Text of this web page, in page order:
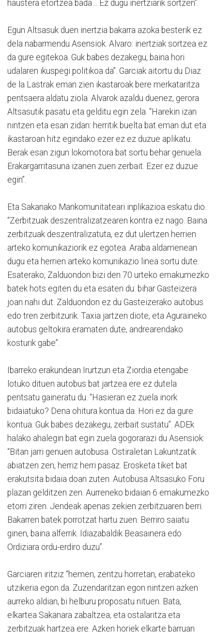
haustera etortzea bada… Ez dugu inertziarik sortzen”.
Egun Altsasuk duen inertzia bakarra azoka besterik ez
dela nabarmendu Asensiok. Alvaro: inertziak sortzea ez
da gure egitekoa. Guk babes dezakegu, baina hori
udalaren ikuspegi politikoa da”. Garciak aitortu du Diaz
de la Lastrak eman zien ikastaroak bere merkataritza
pentsaera aldatu ziola. Alvarok azaldu duenez, gerora
Altsasutik pasatu eta gelditu egin zela. “Harekin izan
nintzen eta esan zidan: herritik buelta bat eman dut eta
ikastaroan hitz egindako ezer ez ez duzue aplikatu.
Berak esan zigun lokomotora bat sortu behar genuela.
Erakargarritasuna izanen zuen zerbait. Ezer ez duzue
egin”.
Eta Sakanako Mankomunitateari inplikazioa eskatu dio.
“Zerbitzuak deszentralizatzearen kontra ez nago. Baina
zerbitzuak deszentralizatuta, ez dut ulertzen herrien
arteko komunikaziorik ez egotea. Araba aldamenean
dugu eta herrien arteko komunikazio linea sortu dute.
Esaterako, Zalduondon bizi den 70 urteko emakumezko
batek hots egiten du eta esaten du: bihar Gasteizera
joan nahi dut. Zalduondon ez du Gasteizerako autobus
edo tren zerbitzurik. Taxia jartzen diote, eta Aguraineko
autobus geltokira eramaten dute, andrearendako
kosturik gabe”.
Ibarreko erakundean Irurtzun eta Ziordia etengabe
lotuko dituen autobus bat jartzea ere ez dutela
pentsatu gaineratu du. “Hasieran ez zuela inork
bidaiatuko? Dena ohitura kontua da. Hori ez da gure
kontua. Guk babes dezakegu, zerbait sustatu”. ADEk
halako ahalegin bat egin zuela gogorarazi du Asensiok:
“Bitan jarri genuen autobusa. Ostiraletan Lakuntzatik
abiatzen zen, herriz herri pasaz. Erosketa tiket bat
erakutsita bidaia doan zuten. Autobusa Altsasuko Foru
plazan gelditzen zen. Aurreneko bidaian 6 emakumezko
etorri ziren. Jendeak apenas zekien zerbitzuaren berri.
Bakarren batek porrotzat hartu zuen. Berriro saiatu
ginen, baina alferrik. Idiazabaldik Beasainera edo
Ordiziara ordu-erdiro duzu”.
Garciaren iritziz “hemen, zentzu horretan, erabateko
utzikeria egon da. Zuzendaritzan egon nintzen azken
aurreko aldian, bi helburu proposatu nituen. Bata,
elkartea Sakanara zabaltzea, eta ostalaritza eta
zerbitzuak hartzea ere. Azken horiek elkarte barruan